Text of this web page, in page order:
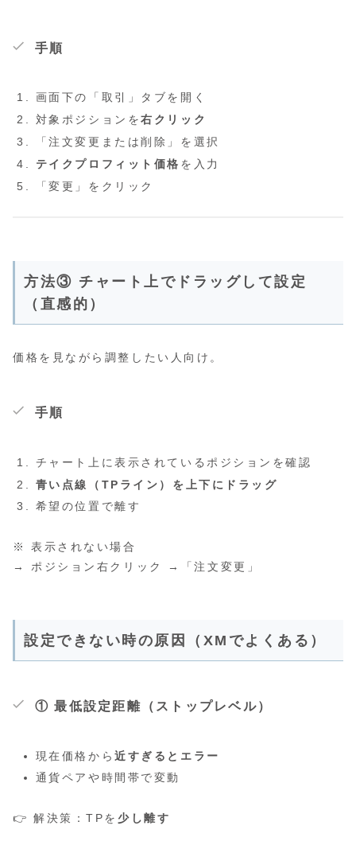
手順
画面下の「取引」タブを開く
対象ポジションを右クリック
「注文変更または削除」を選択
テイクプロフィット価格 を入力
「変更」をクリック
方法③ チャート上でドラッグして設定
（直感的）
価格を見ながら調整したい人向け。
手順
チャート上に表示されているポジションを確認
青い点線（TPライン）を上下にドラッグ
希望の位置で離す
※ 表示されない場合
→ ポジション右クリック →「注文変更」
設定できない時の原因（XMでよくある）
① 最低設定距離（ストップレベル）
現在価格から近すぎるとエラー
通貨ペアや時間帯で変動
👉 解決策：TPを 少し離す